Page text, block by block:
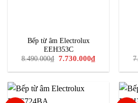
Bếp từ âm Electrolux
EEH353C
8.490.000₫ Giá
là:
7.730.000₫Giá
hiện
tại
7.730.000₫.